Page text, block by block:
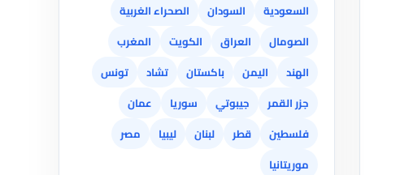
السعودية
السودان
الصحراء الغربية
الصومال
العراق الكويت
المغرب
الهند
اليمن باكستان تشاد
تونس
جزر القمر
جيبوتي سوريا
عمان
فلسطين
قطر لبنان ليبيا
مصر
موريتانيا